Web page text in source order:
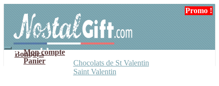
navigation
contenu
Mon compte
Panier
Bonbons
Chocolats de St Valentin
Saint Valentin
Promo !
Promo !
Promo !
Promo !